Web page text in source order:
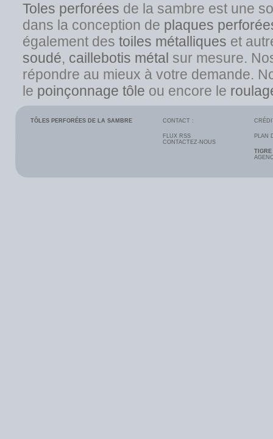
Toles perforées de la sambre est une
dans la conception de plaques
également destoiles métalliques et
soudé, caillebotis métal sur mesure.
répondre au mieux à votre demande.
le poinçonnage tôle ou encore le
TÔLES PERFORÉES DE LA SAMBRE CONTACT :
FLUX RSS
CONTACTEZ-NOUS
PLAN